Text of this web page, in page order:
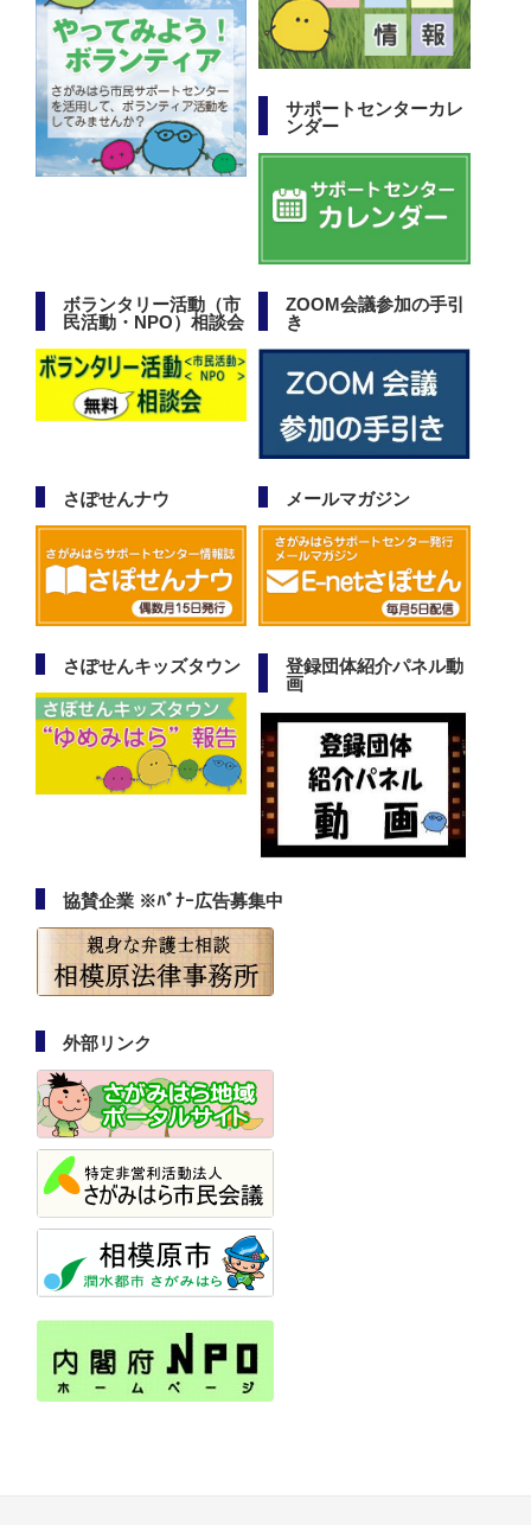
サポートセンターカレ
ンダー
ボランタリー活動（市
民活動・NPO）相談会
ZOOM会議参加の手引
き
さぽせんナウ メールマガジン
さぽせんキッズタウン
登録団体紹介パネル動
画
協賛企業 ※ﾊﾞﾅｰ広告募集中
外部リンク